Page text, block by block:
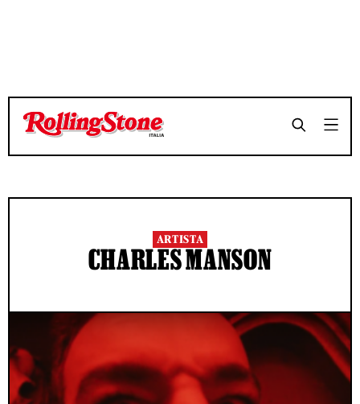
ARTISTA
CHARLES MANSON